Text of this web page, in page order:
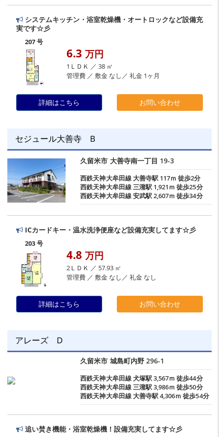
システムキッチン・浴室乾燥機・オートロックなど設備充
実です☆彡
207 号
6.3 万円
1ＬＤＫ ／ 38 ㎡
管理費 ／ 敷金 なし／ 礼金 1ヶ月
詳細はこちら お問い合わせ
セジュール大善寺 B
久留米市 大善寺南一丁目 19-3
西鉄天神大牟田線大善寺駅117ｍ 徒歩2分
西鉄天神大牟田線三潴駅1,921ｍ 徒歩25分
西鉄天神大牟田線安武駅2,607ｍ 徒歩34分
ICカードキー・温水洗浄便座など設備充実してます☆彡
203 号
4.8 万円
2ＬＤＫ ／ 57.93 ㎡
管理費 ／ 敷金 なし／ 礼金 なし
詳細はこちら お問い合わせ
アレーズ D
久留米市 城島町内野296-1
西鉄天神大牟田線犬塚駅3,567ｍ 徒歩44分
西鉄天神大牟田線三潴駅3,986ｍ 徒歩50分
西鉄天神大牟田線大善寺駅4,306ｍ 徒歩54分
追い焚き機能・浴室乾燥機！設備充実してます☆彡